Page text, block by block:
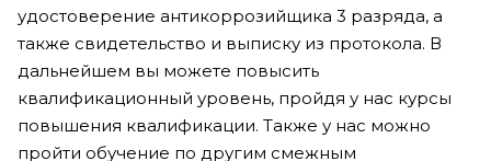
удостоверение антикоррозийщика 3 разряда, а
также свидетельство и выписку из протокола. В
дальнейшем вы можете повысить
квалификационный уровень, пройдя у нас курсы
повышения квалификации. Также у нас можно
пройти обучение по другим смежным